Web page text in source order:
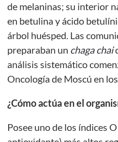
de melaninas; su interior
en betulina y ácido
árbol huésped. Las
preparaban un chaga chai
análisis sistemático
Oncología de Moscú en
¿Cómo actúa en el
Posee uno de los índices